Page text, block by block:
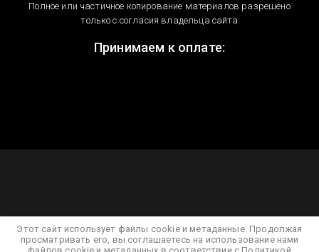
Полное или частичное копирование материалов разрешено
только с согласия владельца сайта
Принимаем к оплате:
Этот сайт использует файлы cookie и метаданные. Продолжая
просматривать его, вы соглашаетесь на использование нами